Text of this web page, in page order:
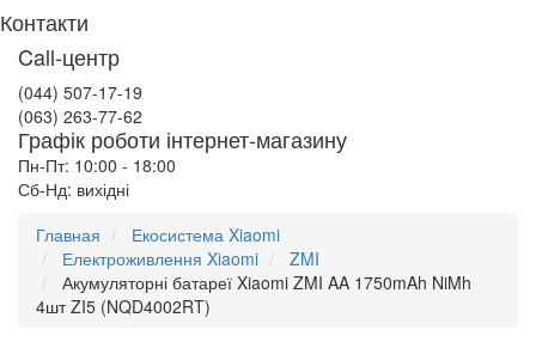
Контакти
Call-центр
(044) 507-17-19
(063) 263-77-62
Графік роботи інтернет-магазину
Пн-Пт: 10:00 - 18:00
Сб-Нд: вихідні
Главная
Екосистема Xiaomi
Електроживлення Xiaomi
ZMI
Акумуляторні батареї Xiaomi ZMI AA 1750mAh NiMh
4шт ZI5 (NQD4002RT)